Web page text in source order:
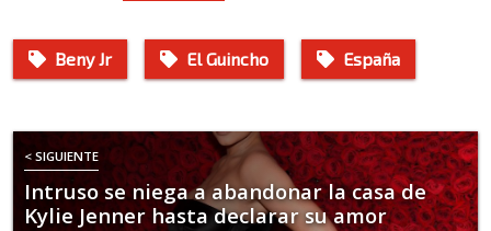
Beny Jr El Guincho España
< SIGUIENTE
Intruso se niega a abandonar la casa de
Kylie Jenner hasta declarar su amor